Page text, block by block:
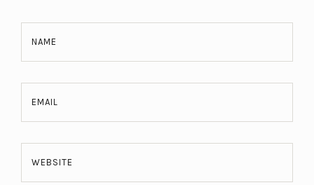
NAME
EMAIL
WEBSITE